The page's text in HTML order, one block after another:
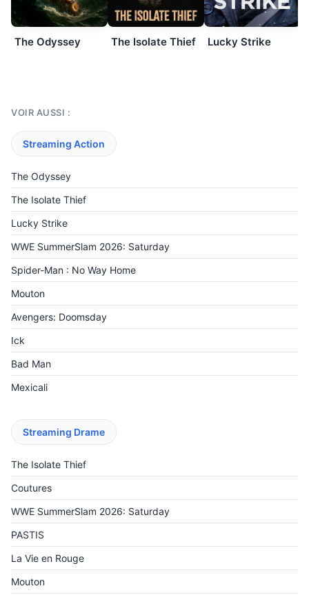
The Odyssey The Isolate Thief Lucky Strike
VOIR AUSSI :
Streaming Action
The Odyssey
The Isolate Thief
Lucky Strike
WWE SummerSlam 2026: Saturday
Spider-Man : No Way Home
Mouton
Avengers: Doomsday
Ick
Bad Man
Mexicali
Streaming Drame
The Isolate Thief
Coutures
WWE SummerSlam 2026: Saturday
PASTIS
La Vie en Rouge
Mouton